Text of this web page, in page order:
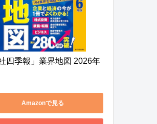
社四季報」業界地図 2026年
Amazonで見る